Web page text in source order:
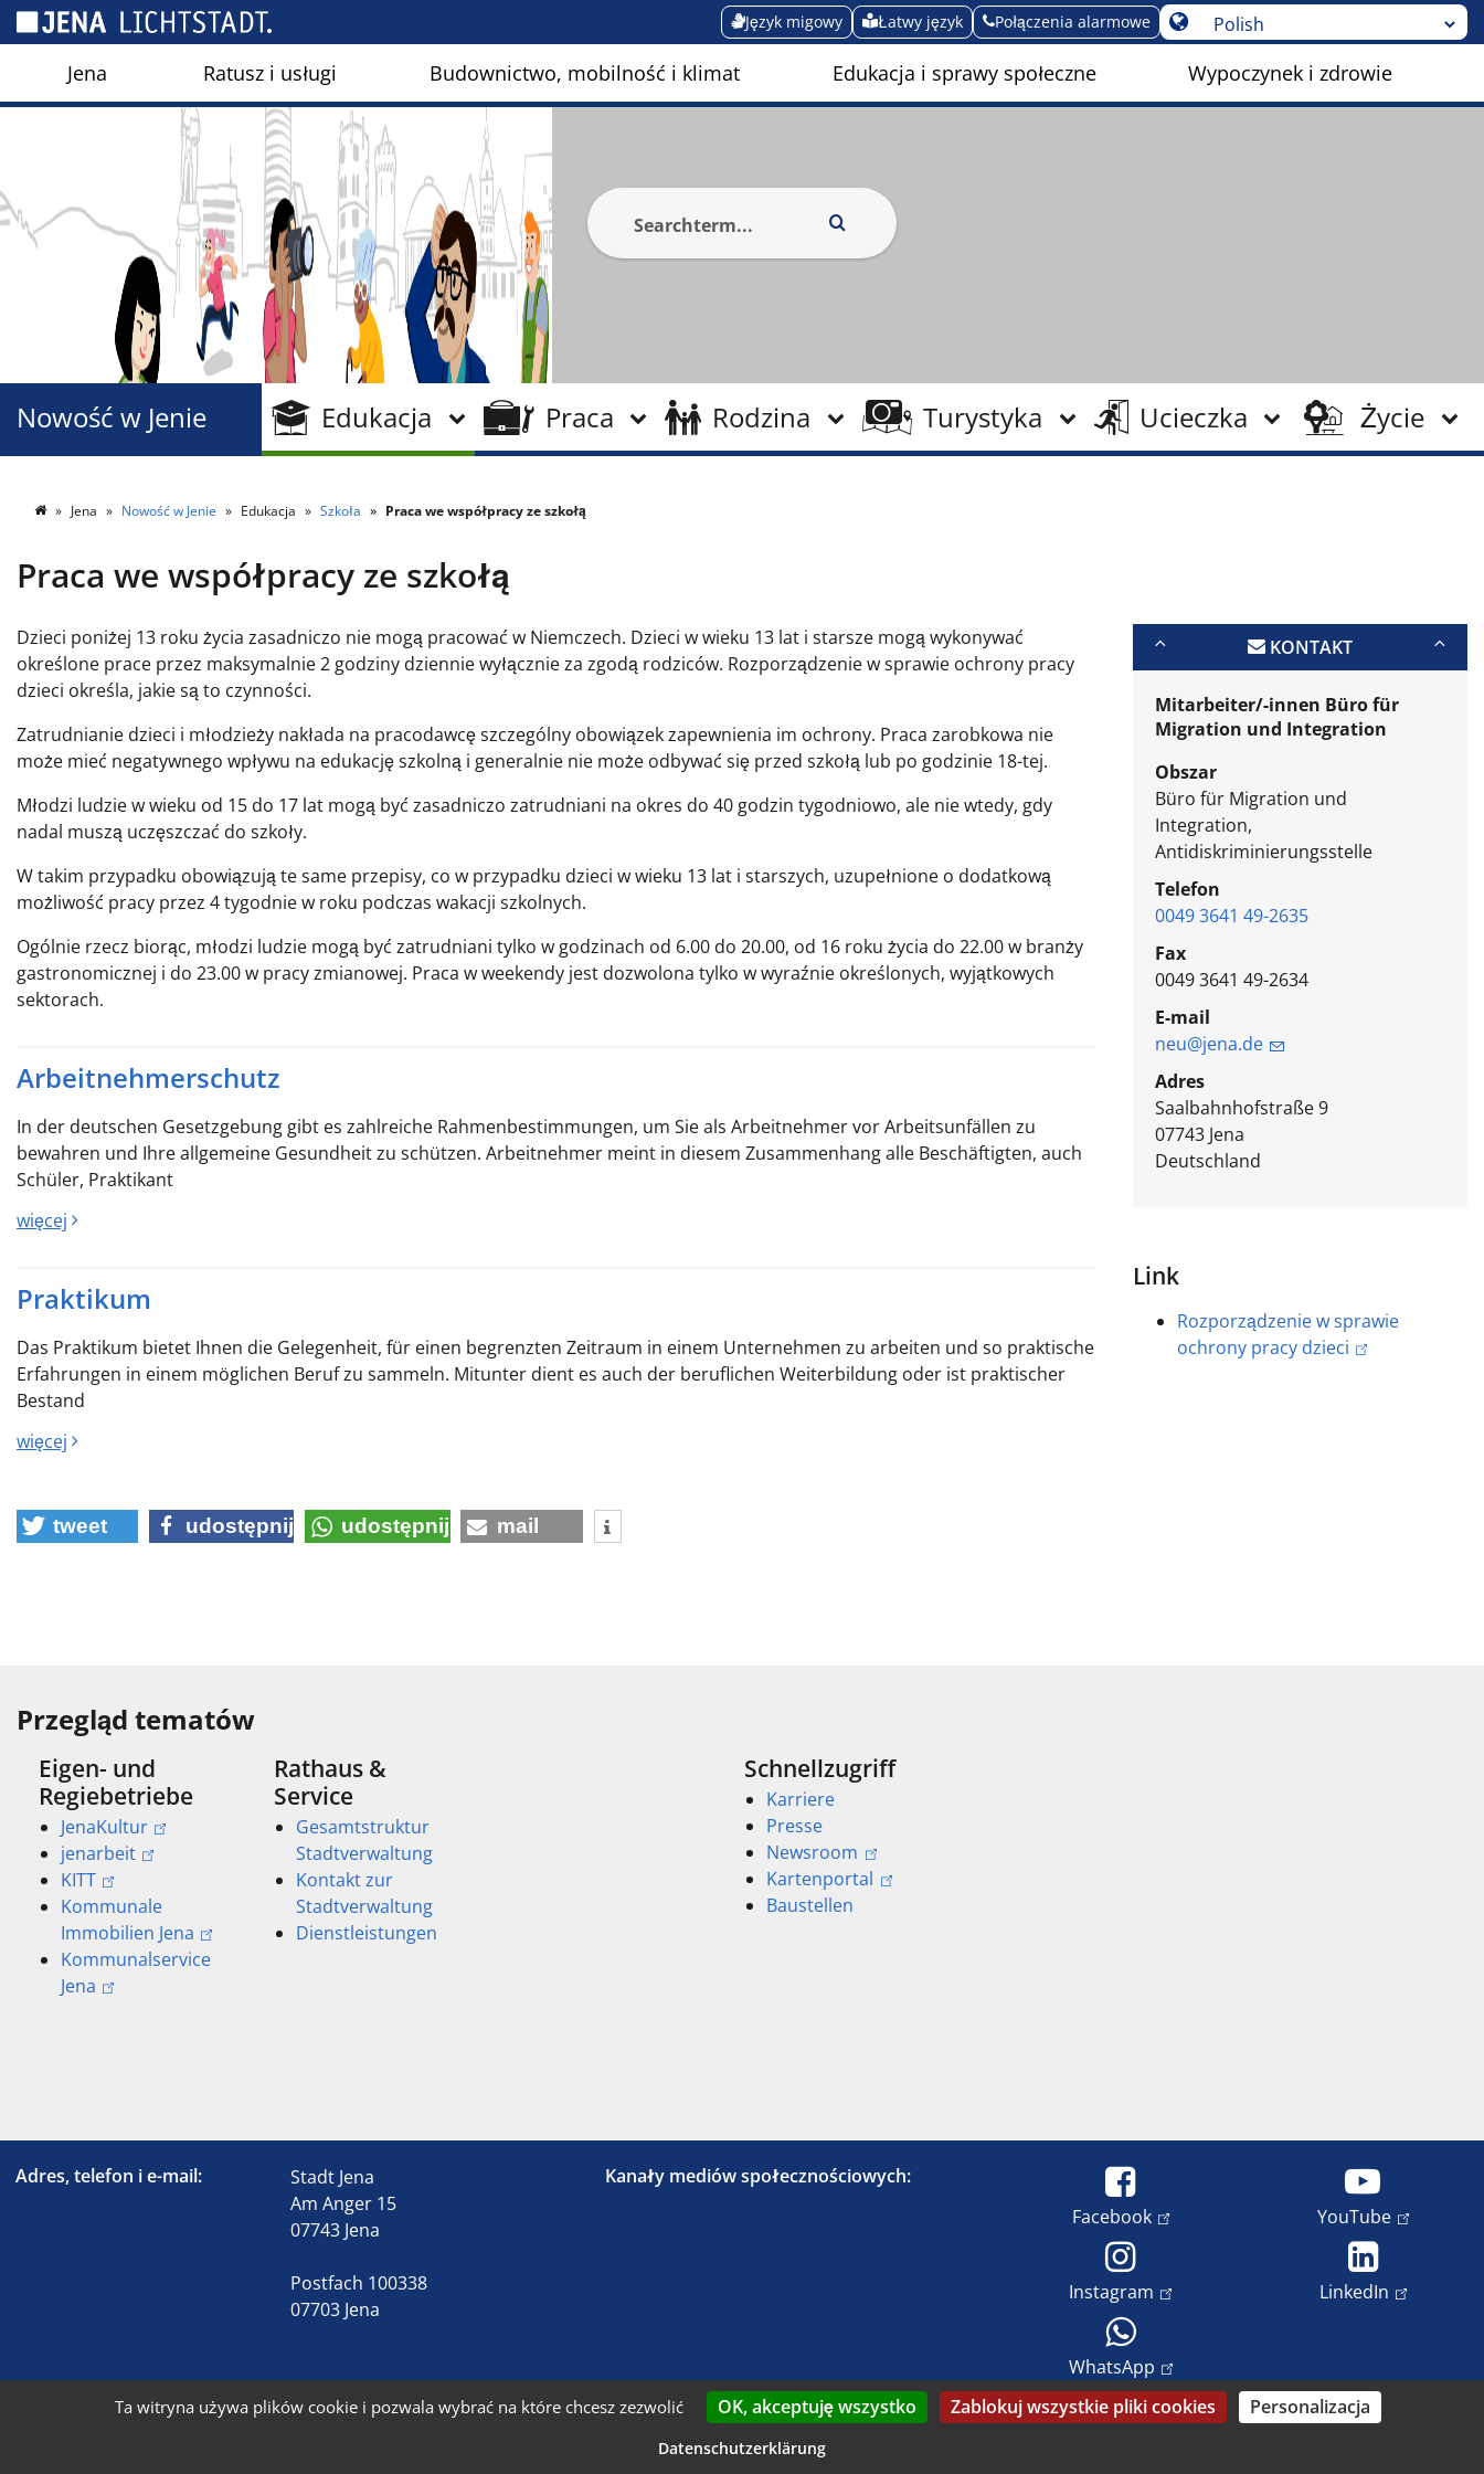
Język migowy Łatwy język Połączenia alarmowe
Jena Ratusz i usługi Budownictwo, mobilność i klimat Edukacja i sprawy społeczne Wypoczynek i zdrowie
Edukacja Praca Rodzina Turystyka Ucieczka Życie
Nowość w Jenie
Jena Nowość w Jenie Edukacja Szkoła Praca we współpracy ze szkołą
Praca we współpracy ze szkołą
Dzieci poniżej 13 roku życia zasadniczo nie mogą pracować w Niemczech. Dzieci w wieku 13 lat i starsze mogą wykonywać
określone prace przez maksymalnie 2 godziny dziennie wyłącznie za zgodą rodziców. Rozporządzenie w sprawie ochrony pracy
dzieci określa, jakie są to czynności.
Zatrudnianie dzieci i młodzieży nakłada na pracodawcę szczególny obowiązek zapewnienia im ochrony. Praca zarobkowa nie
może mieć negatywnego wpływu na edukację szkolną i generalnie nie może odbywać się przed szkołą lub po godzinie 18-tej.
Młodzi ludzie w wieku od 15 do 17 lat mogą być zasadniczo zatrudniani na okres do 40 godzin tygodniowo, ale nie wtedy, gdy
nadal muszą uczęszczać do szkoły.
W takim przypadku obowiązują te same przepisy, co w przypadku dzieci w wieku 13 lat i starszych, uzupełnione o dodatkową
możliwość pracy przez 4 tygodnie w roku podczas wakacji szkolnych.
Ogólnie rzecz biorąc, młodzi ludzie mogą być zatrudniani tylko w godzinach od 6.00 do 20.00, od 16 roku życia do 22.00 w branży
gastronomicznej i do 23.00 w pracy zmianowej. Praca w weekendy jest dozwolona tylko w wyraźnie określonych, wyjątkowych
sektorach.
Arbeitnehmerschutz
In der deutschen Gesetzgebung gibt es zahlreiche Rahmenbestimmungen, um Sie als Arbeitnehmer vor Arbeitsunfällen zu
bewahren und Ihre allgemeine Gesundheit zu schützen. Arbeitnehmer meint in diesem Zusammenhang alle Beschäftigten, auch
Schüler, Praktikant
więcej
Praktikum
Das Praktikum bietet Ihnen die Gelegenheit, für einen begrenzten Zeitraum in einem Unternehmen zu arbeiten und so praktische
Erfahrungen in einem möglichen Beruf zu sammeln. Mitunter dient es auch der beruflichen Weiterbildung oder ist praktischer
Bestand
więcej
KONTAKT
Mitarbeiter/-innen Büro für
Migration und Integration
Obszar
Büro für Migration und
Integration,
Antidiskriminierungsstelle
Telefon
0049 3641 49-2635
Fax
0049 3641 49-2634
E-mail
neu@jena.de
Adres
Saalbahnhofstraße 9
07743 Jena
Deutschland
Link
Rozporządzenie w sprawie
ochrony pracy dzieci
tweet udostępnij udostępnij mail
Przegląd tematów
Eigen- und
Regiebetriebe
JenaKultur
jenarbeit
KITT
Kommunale
Immobilien Jena
Kommunalservice
Jena
Rathaus &
Service
Gesamtstruktur
Stadtverwaltung
Kontakt zur
Stadtverwaltung
Dienstleistungen
Schnellzugriff
Karriere
Presse
Newsroom
Kartenportal
Baustellen
Adres, telefon i e-mail:
Stadt Jena
Am Anger 15
07743 Jena
Postfach 100338
07703 Jena
Kanały mediów społecznościowych:
Facebook
YouTube
Instagram LinkedIn
WhatsApp
Nadruk Dostępność Ochrona danych
Prawa do wizerunku i prawa autorskie
Panel zarządzania plikami cookies
Ta witryna używa plików cookie i pozwala wybrać na które chcesz zezwolić OK, akceptuję wszystko Zablokuj wszystkie pliki cookies Personalizacja
Datenschutzerklärung